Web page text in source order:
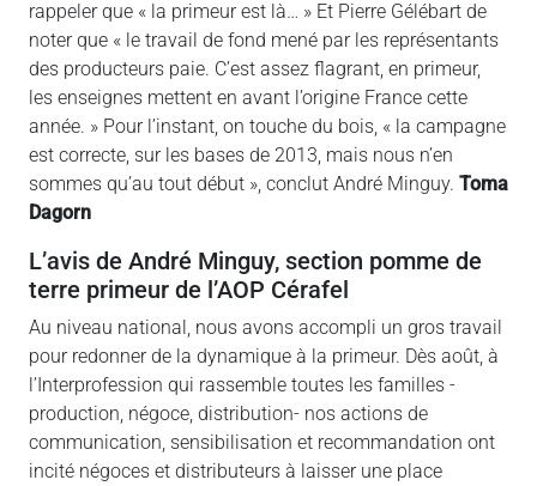
rappeler que « la primeur est là… » Et Pierre Gélébart de
noter que « le travail de fond mené par les représentants
des producteurs paie. C’est assez flagrant, en primeur,
les enseignes mettent en avant l’origine France cette
année. » Pour l’instant, on touche du bois, « la campagne
est correcte, sur les bases de 2013, mais nous n’en
sommes qu’au tout début », conclut André Minguy. Toma
Dagorn
L’avis de André Minguy, section pomme de
terre primeur de l’AOP Cérafel
Au niveau national, nous avons accompli un gros travail
pour redonner de la dynamique à la primeur. Dès août, à
l’Interprofession qui rassemble toutes les familles -
production, négoce, distribution- nos actions de
communication, sensibilisation et recommandation ont
incité négoces et distributeurs à laisser une place